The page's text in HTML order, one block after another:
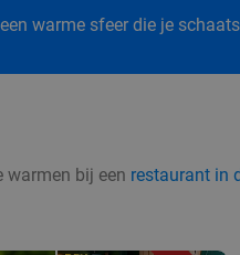
warme sfeer die je
warmen bij een restaurant in